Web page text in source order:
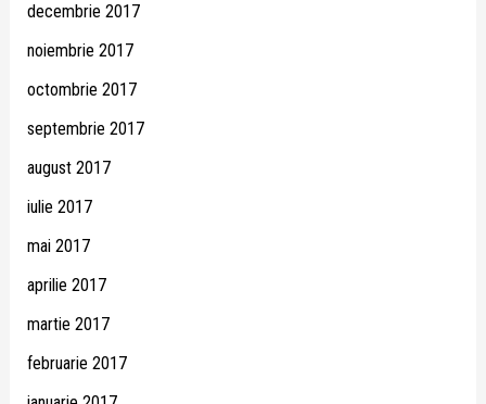
decembrie 2017
noiembrie 2017
octombrie 2017
septembrie 2017
august 2017
iulie 2017
mai 2017
aprilie 2017
martie 2017
februarie 2017